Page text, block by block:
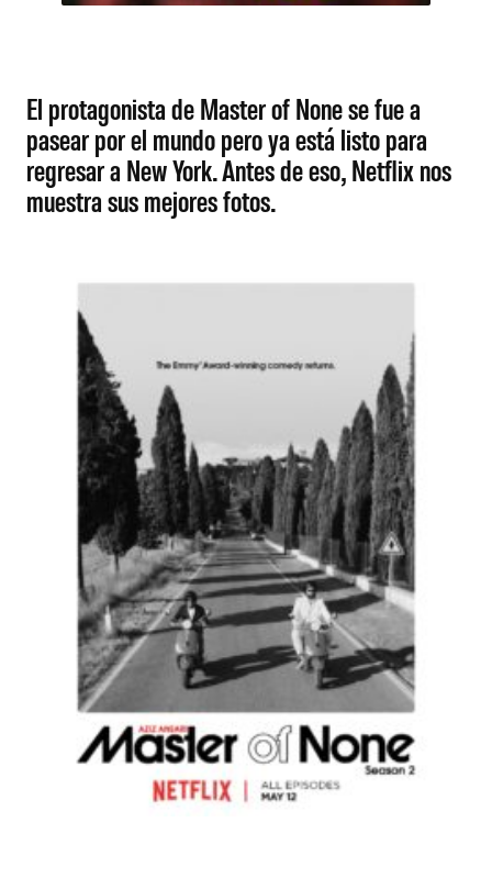
El protagonista de Master of None se fue a
pasear por el mundo pero ya está listo para
regresar a New York. Antes de eso, Netflix nos
muestra sus mejores fotos.